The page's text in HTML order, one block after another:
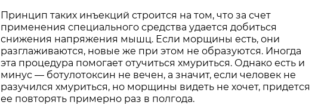
Принцип таких инъекций строится на том, что за счет
применения специального средства удается добиться
снижения напряжения мышц. Если морщины есть, они
разглаживаются, новые же при этом не образуются. Иногда
эта процедура помогает отучиться хмуриться. Однако есть и
минус — ботулотоксин не вечен, а значит, если человек не
разучился хмуриться, но морщины видеть не хочет, придется
ее повторять примерно раз в полгода.